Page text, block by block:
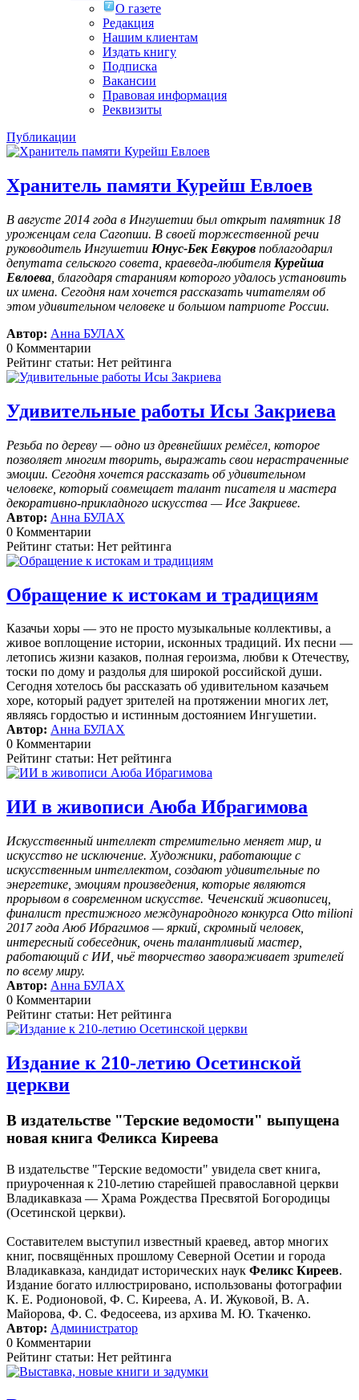
О газете
Редакция
Нашим клиентам
Издать книгу
Подписка
Вакансии
Правовая информация
Реквизиты
Публикации
Хранитель памяти Курейш Евлоев
В августе 2014 года в Ингушетии был открыт памятник 18
уроженцам села Сагопши. В своей торжественной речи
руководитель Ингушетии Юнус-Бек Евкуров поблагодарил
депутата сельского совета, краеведа-любителя Курейша
Евлоева , благодаря стараниям которого удалось установить
их имена. Сегодня нам хочется рассказать читателям об
этом удивительном человеке и большом патриоте России.
Автор: Анна БУЛАХ
0 Комментарии
Рейтинг статьи: Нет рейтинга
Удивительные работы Исы Закриева
Резьба по дереву — одно из древнейших ремёсел, которое
позволяет многим творить, выражать свои нерастраченные
эмоции. Сегодня хочется рассказать об удивительном
человеке, который совмещает талант писателя и мастера
декоративно-прикладного искусства — Исе Закриеве.
Автор: Анна БУЛАХ
0 Комментарии
Рейтинг статьи: Нет рейтинга
Обращение к истокам и традициям
Казачьи хоры — это не просто музыкальные коллективы, а
живое воплощение истории, исконных традиций. Их песни —
летопись жизни казаков, полная героизма, любви к Отечеству,
тоски по дому и раздолья для широкой российской души.
Сегодня хотелось бы рассказать об удивительном казачьем
хоре, который радует зрителей на протяжении многих лет,
являясь гордостью и истинным достоянием Ингушетии.
Автор: Анна БУЛАХ
0 Комментарии
Рейтинг статьи: Нет рейтинга
ИИ в живописи Аюба Ибрагимова
Искусственный интеллект стремительно меняет мир, и
искусство не исключение. Художники, работающие с
искусственным интеллектом, создают удивительные по
энергетике, эмоциям произведения, которые являются
прорывом в современном искусстве. Чеченский живописец,
финалист престижного международного конкурса Otto milioni
2017 года Аюб Ибрагимов — яркий, скромный человек,
интересный собеседник, очень талантливый мастер,
работающий с ИИ, чьё творчество завораживает зрителей
по всему миру.
Автор: Анна БУЛАХ
0 Комментарии
Рейтинг статьи: Нет рейтинга
Издание к 210-летию Осетинской
церкви
В издательстве "Терские ведомости" выпущена
новая книга Феликса Киреева
В издательстве "Терские ведомости" увидела свет книга,
приуроченная к 210-летию старейшей православной церкви
Владикавказа — Храма Рождества Пресвятой Богородицы
(Осетинской церкви).
Составителем выступил известный краевед, автор многих
книг, посвящённых прошлому Северной Осетии и города
Владикавказа, кандидат исторических наук Феликс Киреев.
Издание богато иллюстрировано, использованы фотографии
К. Е. Родионовой, Ф. С. Киреева, А. И. Жуковой, В. А.
Майорова, Ф. С. Федосеева, из архива М. Ю. Ткаченко.
Автор: Администратор
0 Комментарии
Рейтинг статьи: Нет рейтинга